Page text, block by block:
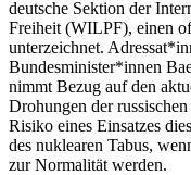
deutsche Sektion der
Freiheit (WILPF), einen
unterzeichnet.
Bundesminister*innen
nimmt Bezug auf den
Drohungen der
Risiko eines Einsatzes
des nuklearen Tabus,
zur Normalität werden.